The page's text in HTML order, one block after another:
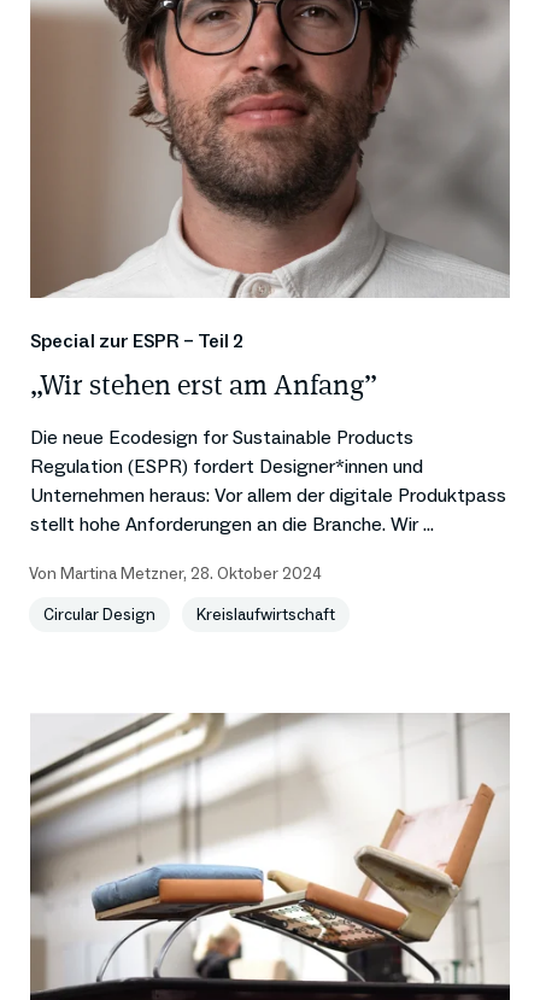
Special zur ESPR – Teil 2
„Wir stehen erst am Anfang”
Die neue Ecodesign for Sustainable Products
Regulation (ESPR) fordert Designer*innen und
Unternehmen heraus: Vor allem der digitale Produktpass
stellt hohe Anforderungen an die Branche. Wir ...
Von Martina Metzner, 28. Oktober 2024
Circular Design
Kreislaufwirtschaft